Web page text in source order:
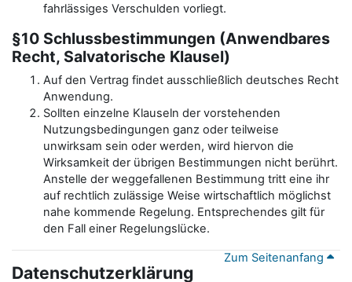
fahrlässiges Verschulden vorliegt.
§10 Schlussbestimmungen (Anwendbares
Recht, Salvatorische Klausel)
Auf den Vertrag findet ausschließlich deutsches Recht
Anwendung.
Sollten einzelne Klauseln der vorstehenden
Nutzungsbedingungen ganz oder teilweise
unwirksam sein oder werden, wird hiervon die
Wirksamkeit der übrigen Bestimmungen nicht berührt.
Anstelle der weggefallenen Bestimmung tritt eine ihr
auf rechtlich zulässige Weise wirtschaftlich möglichst
nahe kommende Regelung. Entsprechendes gilt für
den Fall einer Regelungslücke.
Zum Seitenanfang
Datenschutzerklärung